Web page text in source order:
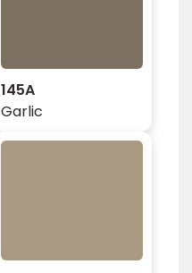
145A
Garlic